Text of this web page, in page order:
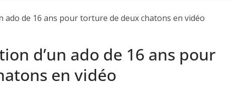
d’un ado de 16 ans pour
en vidéo